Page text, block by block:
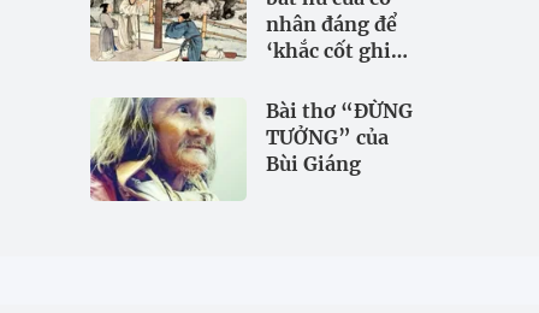
nhân đáng để
‘khắc cốt ghi
Bài thơ “ĐỪNG
TƯỞNG” của
Bùi Giáng